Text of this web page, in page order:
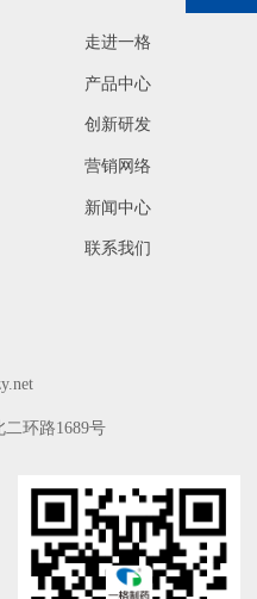
走进一格
产品中心
创新研发
营销网络
新闻中心
联系我们
环路1689号